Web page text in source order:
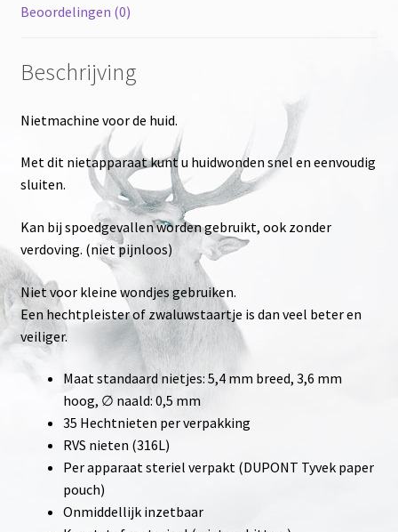
Beoordelingen (0)
Beschrijving
Nietmachine voor de huid.
Met dit nietapparaat kunt u huidwonden snel en eenvoudig
sluiten.
Kan bij spoedgevallen worden gebruikt, ook zonder
verdoving. (niet pijnloos)
Niet voor kleine wondjes gebruiken.
Een hechtpleister of zwaluwstaartje is dan veel beter en
veiliger.
Maat standaard nietjes: 5,4 mm breed, 3,6 mm
hoog, ∅ naald: 0,5 mm
35 Hechtnieten per verpakking
RVS nieten (316L)
Per apparaat steriel verpakt (DUPONT Tyvek paper
pouch)
Onmiddellijk inzetbaar